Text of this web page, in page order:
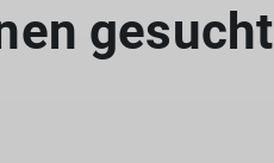
gesucht